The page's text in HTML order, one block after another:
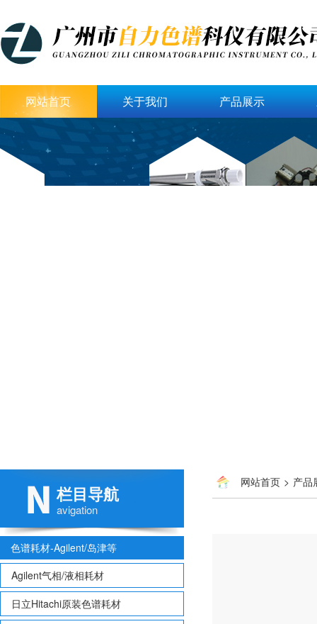
网站首页 关于我们 产品展示
栏目导航
avigation
色谱耗材-Agilent/岛津等
Agilent气相/液相耗材
日立Hitachi原装色谱耗材
网站首页 > 产品